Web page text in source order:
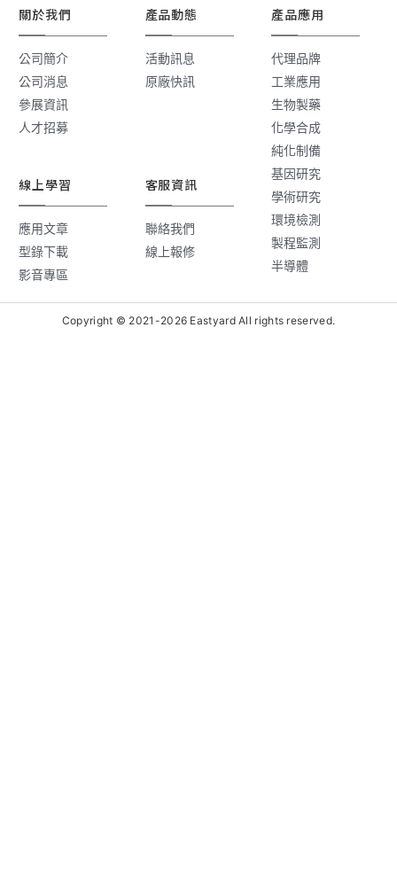
關於我們
公司簡介
公司消息
參展資訊
人才招募
產品動態
活動訊息
原廠快訊
產品應用
代理品牌
工業應用
生物製藥
化學合成
純化制備
基因研究
學術研究
環境檢測
製程監測
半導體
線上學習
應用文章
型錄下載
影音專區
客服資訊
聯絡我們
線上報修
Copyright © 2021-2026 Eastyard All rights reserved.